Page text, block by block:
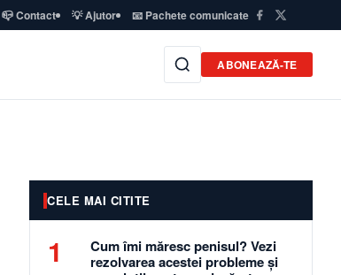
📪 Contact 💡 Ajutor 📧 Pachete comunicate
ABONEAZĂ-TE
CELE MAI CITITE
1
Cum îmi măresc penisul? Vezi
rezolvarea acestei probleme și